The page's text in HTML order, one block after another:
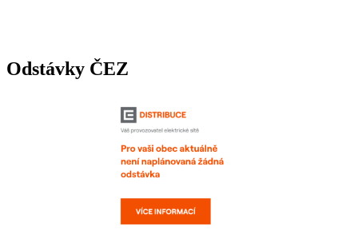
Odstávky ČEZ